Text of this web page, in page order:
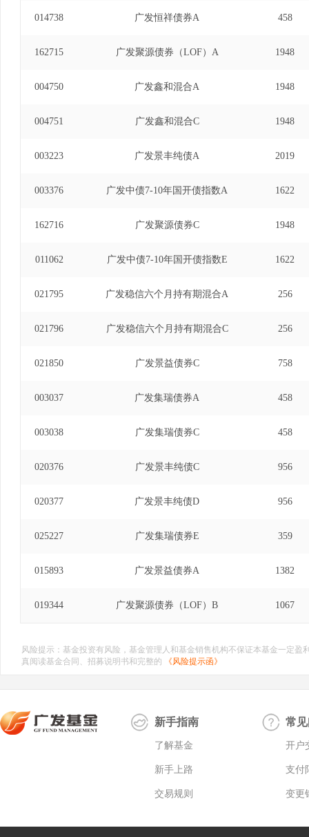
014738 广发恒祥债券A 458
162715 广发聚源债券（LOF）A 1948
004750 广发鑫和混合A 1948
004751 广发鑫和混合C 1948
003223 广发景丰纯债A 2019
003376 广发中债7-10年国开债指数A 1622
162716 广发聚源债券C 1948
011062 广发中债7-10年国开债指数E 1622
021795 广发稳信六个月持有期混合A 256
021796 广发稳信六个月持有期混合C 256
021850 广发景益债券C 758
003037 广发集瑞债券A 458
003038 广发集瑞债券C 458
020376 广发景丰纯债C 956
020377 广发景丰纯债D 956
025227 广发集瑞债券E 359
015893 广发景益债券A 1382
019344 广发聚源债券（LOF）B 1067
风险提示：基金投资有风险，基金管理人和基金销售机构不保证本基金一定
真阅读基金合同、招募说明书和完整的
《风险提示函》
新手指南
了解基金
新手上路
交易规则
常
开户
支付
变更